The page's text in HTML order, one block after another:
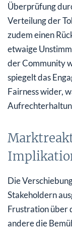
Überprüfung
Verteilung der
zudem einen
etwaige
der Community
spiegelt das
Fairness wider,
Die
Stakeholdern
Frustration über
andere die